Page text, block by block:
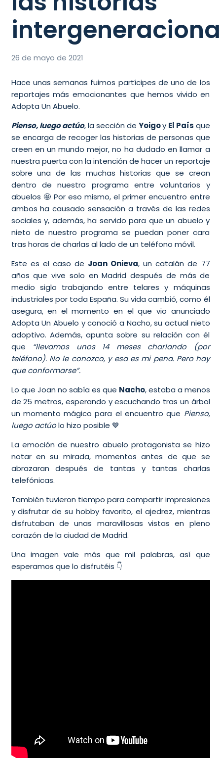
26 de mayo de 2021
Hace unas semanas fuimos partícipes de uno de los
reportajes más emocionantes que hemos vivido en
Adopta Un Abuelo.
Pienso, luego actúo, la sección de Yoigoy El País que
se encarga de recoger las historias de personas que
creen en un mundo mejor, no ha dudado en llamar a
nuestra puerta con la intención de hacer un reportaje
sobre una de las muchas historias que se crean
dentro de nuestro programa entre voluntarios y
abuelos 🤩 Por eso mismo, el primer encuentro entre
ambos ha causado sensación a través de las redes
sociales y, además, ha servido para que un abuelo y
nieto de nuestro programa se puedan poner cara
tras horas de charlas al lado de un teléfono móvil.
Este es el caso de Joan Onieva, un catalán de 77
años que vive solo en Madrid después de más de
medio siglo trabajando entre telares y máquinas
industriales por toda España. Su vida cambió, como él
asegura, en el momento en el que vio anunciado
Adopta Un Abuelo y conoció a Nacho, su actual nieto
adoptivo. Además, apunta sobre su relación con él
que “llevamos unos 14 meses charlando (por
teléfono). No le conozco, y esa es mi pena. Pero hay
que conformarse”.
Lo que Joan no sabía es que Nacho, estaba a menos
de 25 metros, esperando y escuchando tras un árbol
un momento mágico para el encuentro que Pienso,
luego actúolo hizo posible 💙
La emoción de nuestro abuelo protagonista se hizo
notar en su mirada, momentos antes de que se
abrazaran después de tantas y tantas charlas
telefónicas.
También tuvieron tiempo para compartir impresiones
y disfrutar de su hobby favorito, el ajedrez, mientras
disfrutaban de unas maravillosas vistas en pleno
corazón de la ciudad de Madrid.
Una imagen vale más que mil palabras, así que
esperamos que lo disfrutéis 👇